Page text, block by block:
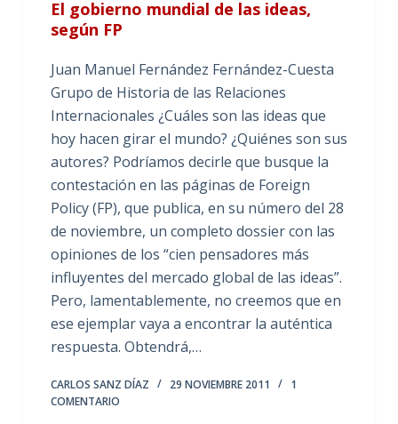
El gobierno mundial de las ideas,
según FP
Juan Manuel Fernández Fernández-Cuesta
Grupo de Historia de las Relaciones
Internacionales ¿Cuáles son las ideas que
hoy hacen girar el mundo? ¿Quiénes son sus
autores? Podríamos decirle que busque la
contestación en las páginas de Foreign
Policy (FP), que publica, en su número del 28
de noviembre, un completo dossier con las
opiniones de los “cien pensadores más
influyentes del mercado global de las ideas”.
Pero, lamentablemente, no creemos que en
ese ejemplar vaya a encontrar la auténtica
respuesta. Obtendrá,…
CARLOS SANZ DÍAZ 29 NOVIEMBRE 2011
1
COMENTARIO